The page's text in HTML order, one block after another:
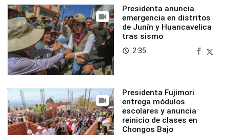
Presidenta anuncia
emergencia en distritos
de Junín y Huancavelica
tras sismo
access_time 2:35
Presidenta Fujimori
entrega módulos
escolares y anuncia
reinicio de clases en
Chongos Bajo